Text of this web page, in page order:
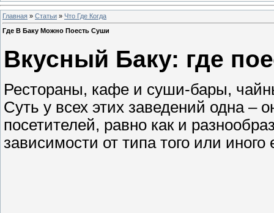
Главная » Статьи » Что Где Когда
Где В Баку Можно Поесть Суши
Вкусный Баку: где
Рестораны, кафе и суши-бары,
Суть у всех этих заведений одна –
посетителей, равно как и
зависимости от типа того или иного